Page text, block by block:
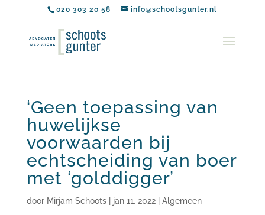
020 303 20 58 info@schootsgunter.nl
‘Geen toepassing van
huwelijkse
voorwaarden bij
echtscheiding van boer
met ‘golddigger’
door Mirjam Schoots| jan 11, 2022| Algemeen